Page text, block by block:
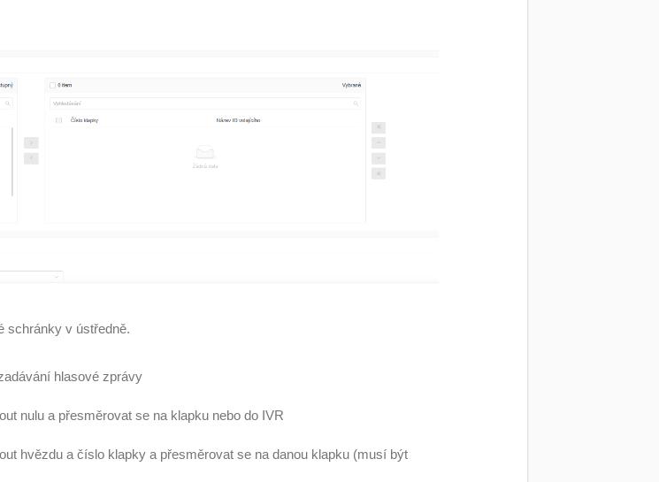
schránky v ústředně.
hlasové zprávy
nulu a přesměrovat se na klapku nebo do IVR
hvězdu a číslo klapky a přesměrovat se na danou klapku (musí být